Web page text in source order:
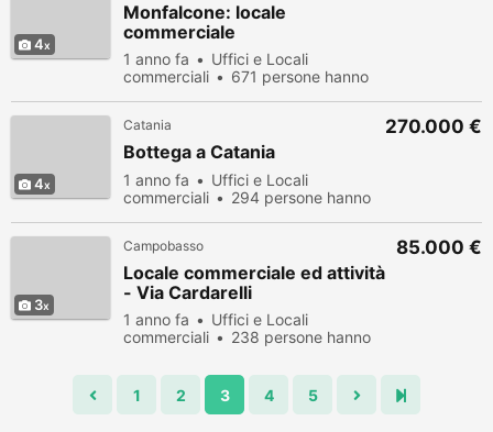
4
Monfalcone: locale
commerciale
1 anno fa
Uffici e Locali
commerciali
671 persone hanno
4
Catania
Bottega a Catania
1 anno fa
Uffici e Locali
commerciali
294 persone hanno
270.000 €
3
Campobasso
Locale commerciale ed attività
- Via Cardarelli
1 anno fa
Uffici e Locali
commerciali
238 persone hanno
85.000 €
1 2 3 4 5